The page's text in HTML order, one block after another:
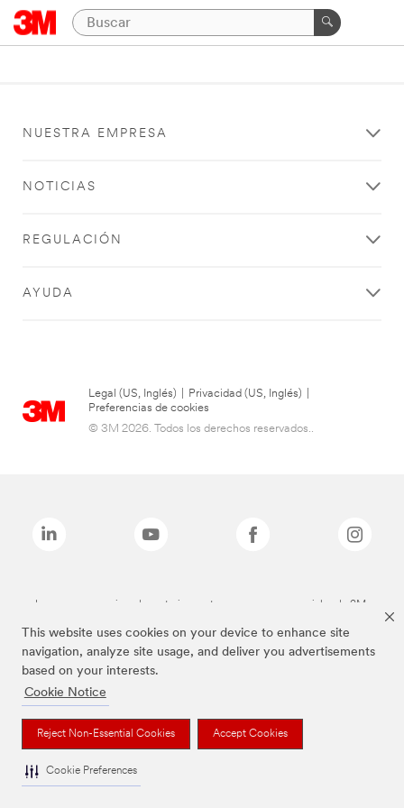
This website uses cookies on your device to enhance site
navigation, analyze site usage, and deliver you advertisements
based on your interests.
Cookie Notice
Reject Non-Essential Cookies Accept Cookies
Cookie Preferences
NUESTRA EMPRESA
NOTICIAS
REGULACIÓN
AYUDA
Legal (US, Inglés) Privacidad (US, Inglés)
Preferencias de cookies
© 3M 2026. Todos los derechos reservados..
Las marcas mencionadas anteriormente son marcas comerciales de 3M.